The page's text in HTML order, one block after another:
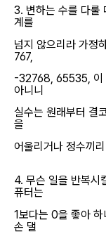
3. 변하는 수를 다룰
계를
넘지 않으리라 가정
767,
-32768, 65535, 이
아니니
실수는 원래부터 결
을
어울리거나 정수끼
4. 무슨 일을 반복시
퓨터는
1보다는 0을 좋아
손 댈